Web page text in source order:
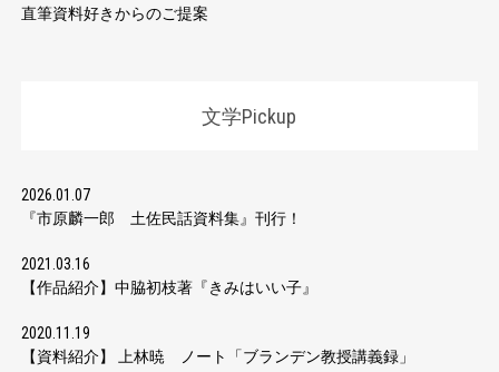
直筆資料好きからのご提案
文学Pickup
2026.01.07
『市原麟一郎 土佐民話資料集』刊行！
2021.03.16
【作品紹介】中脇初枝著『きみはいい子』
2020.11.19
【資料紹介】 上林暁 ノート「ブランデン教授講義録」